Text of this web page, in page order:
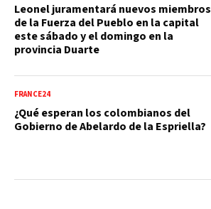
Leonel juramentará nuevos miembros
de la Fuerza del Pueblo en la capital
este sábado y el domingo en la
provincia Duarte
FRANCE24
¿Qué esperan los colombianos del
Gobierno de Abelardo de la Espriella?